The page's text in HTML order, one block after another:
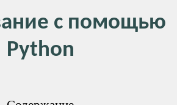
с помощью
Python